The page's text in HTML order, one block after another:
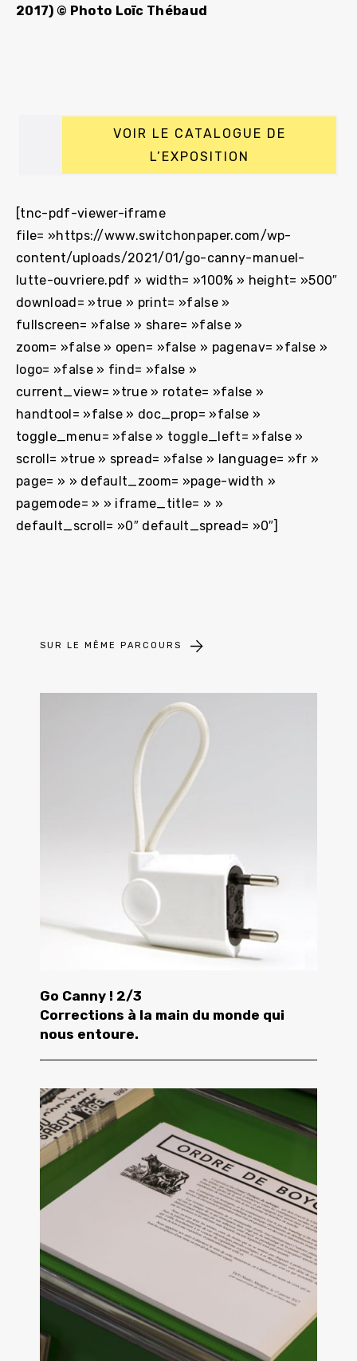
2017) © Photo Loïc Thébaud
VOIR LE CATALOGUE DE
L’EXPOSITION
[tnc-pdf-viewer-iframe
file= »https://www.switchonpaper.com/wp-
content/uploads/2021/01/go-canny-manuel-
lutte-ouvriere.pdf » width= »100% » height= »500″
download= »true » print= »false »
fullscreen= »false » share= »false »
zoom= »false » open= »false » pagenav= »false »
logo= »false » find= »false »
current_view= »true » rotate= »false »
handtool= »false » doc_prop= »false »
toggle_menu= »false » toggle_left= »false »
scroll= »true » spread= »false » language= »fr »
page= » » default_zoom= »page-width »
pagemode= » » iframe_title= » »
default_scroll= »0″ default_spread= »0″]
SUR LE MÊME PARCOURS
Go Canny ! 2/3
Corrections à la main du monde qui
nous entoure.